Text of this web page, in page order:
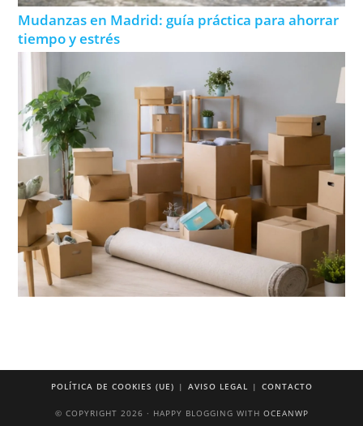
Mudanzas en Madrid: guía práctica para ahorrar
tiempo y estrés
POLÍTICA DE COOKIES (UE) AVISO LEGAL CONTACTO
© COPYRIGHT 2026 · HAPPY BLOGGING WITH OCEANWP